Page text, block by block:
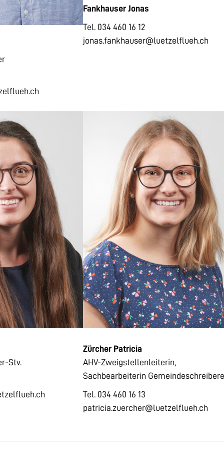
Fankhauser Jonas
Tel. 034 460 16 12
jonas.fankhauser@luetzelflueh.ch
Stv.
Zürcher Patricia
AHV-Zweigstellenleiterin,
Sachbearbeiterin
Tel. 034 460 16 13
patricia.zuercher@luetzelflueh.ch